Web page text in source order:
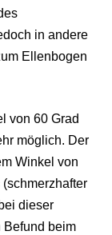
in andere
Ellenbogen
von 60 Grad
möglich. Der
Winkel von
(schmerzhafter
dieser
Befund beim